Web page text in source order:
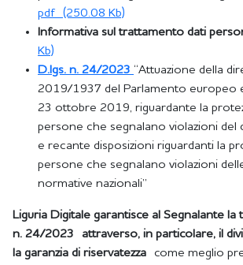
pdf
(250.08 Kb)
Informativa sul trattamento dati
Kb)
D.lgs. n. 24/2023 “Attuazione della
2019/1937 del Parlamento europeo
23 ottobre 2019, riguardante la
persone che segnalano violazioni del
e recante disposizioni riguardanti la
persone che segnalano violazioni
normative nazionali”
Liguria Digitale garantisce al Segnalante la
n. 24/2023 attraverso, in particolare, il
la garanzia di riservatezza come meglio